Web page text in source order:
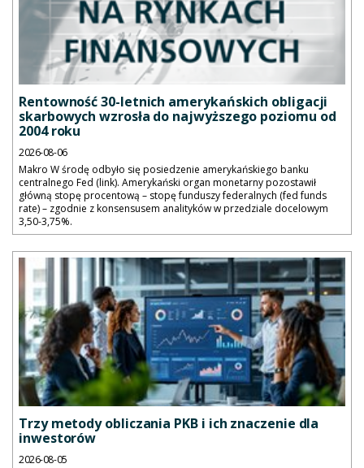
Rentowność 30-letnich amerykańskich obligacji
skarbowych wzrosła do najwyższego poziomu od
2004 roku
2026-08-06
Makro W środę odbyło się posiedzenie amerykańskiego banku
centralnego Fed (link). Amerykański organ monetarny pozostawił
główną stopę procentową – stopę funduszy federalnych (fed funds
rate) – zgodnie z konsensusem analityków w przedziale docelowym
3,50-3,75%.
Trzy metody obliczania PKB i ich znaczenie dla
inwestorów
2026-08-05